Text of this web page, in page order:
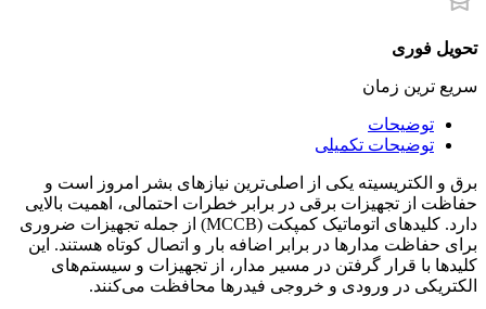
تحویل فوری
سریع ترین زمان
توضیحات
توضیحات تکمیلی
برق و الکتریسیته یکی از اصلی‌ترین نیازهای بشر امروز است و
حفاظت از تجهیزات برقی در برابر خطرات احتمالی، اهمیت بالایی
دارد. کلیدهای اتوماتیک کمپکت (MCCB) از جمله تجهیزات ضروری
برای حفاظت مدارها در برابر اضافه بار و اتصال کوتاه هستند. این
کلیدها با قرار گرفتن در مسیر مدار، از تجهیزات و سیستم‌های
الکتریکی در ورودی و خروجی فیدرها محافظت می‌کنند.